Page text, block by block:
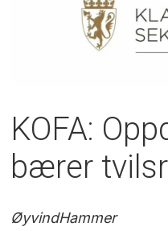
KOFA:
bærer
ØyvindHammer